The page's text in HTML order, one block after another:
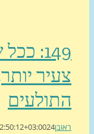
149: ככל
יותר,
06T12:50:12+03:00